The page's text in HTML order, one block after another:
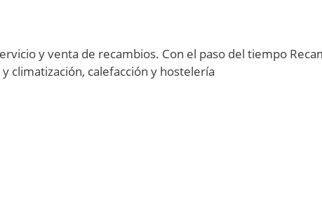
y venta de recambios. Con el paso del tiempo
climatización, calefacción y hostelería